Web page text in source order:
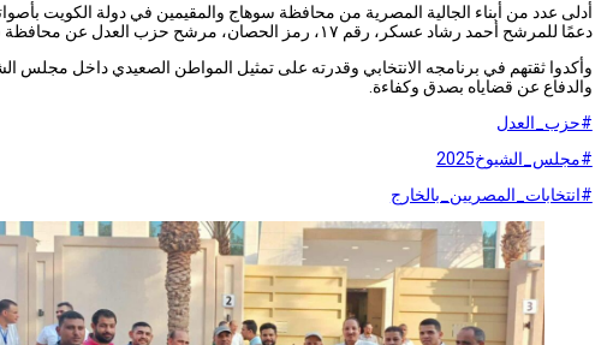
أدلى عدد من أبناء الجالية المصرية من محافظة سوهاج والمقيمين في دولة الكويت
دعمًا للمرشح أحمد رشاد عسكر، رقم ١٧، رمز الحصان، مرشح حزب العدل عن محافظة سوهاج،
وأكدوا ثقتهم في برنامجه الانتخابي وقدرته على تمثيل المواطن الصعيدي داخل مجلس
والدفاع عن قضاياه بصدق وكفاءة.
#حزب_العدل
#مجلس_الشيوخ2025
#انتخابات_المصريين_بالخارج